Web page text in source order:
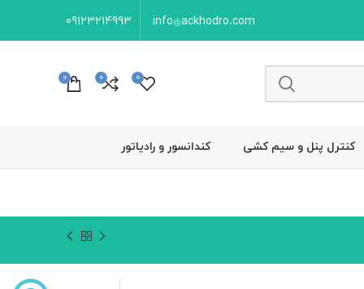
info@ackhodro.com
09123214993
0
0
0
کنترل پنل و سیم کشی کندانسور و رادیاتور